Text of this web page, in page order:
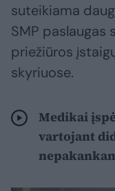
suteikiama
SMP paslaugas
priežiūros
skyriuose.
Medikai
vartojant